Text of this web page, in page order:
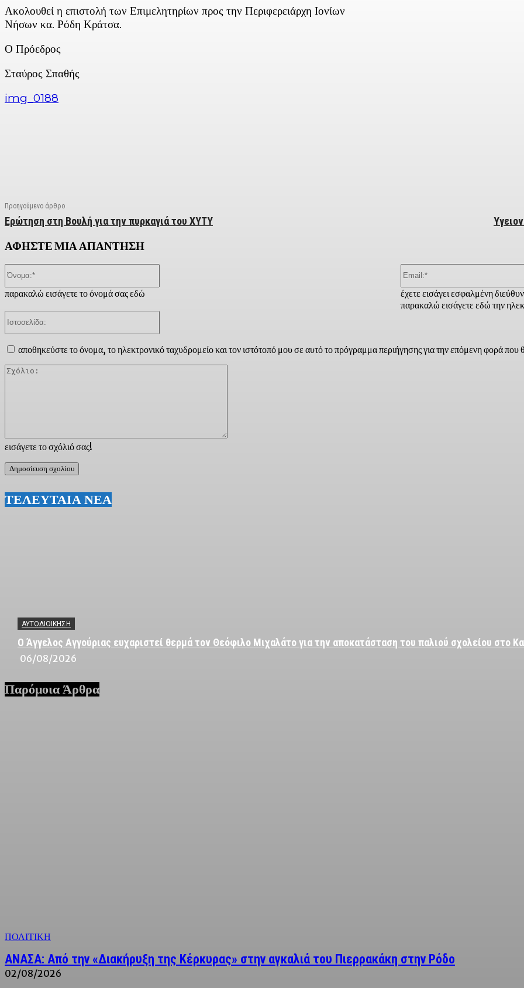
Ακολουθεί η επιστολή των Επιμελητηρίων προς την Περιφερειάρχη Ιονίων
Νήσων κα. Ρόδη Κράτσα.
Ο Πρόεδρος
Σταύρος Σπαθής
img_0188
Προηγούμενο άρθρο
Ερώτηση στη Βουλή για την πυρκαγιά του ΧΥΤΥ
ΑΦΗΣΤΕ ΜΙΑ ΑΠΑΝΤΗΣΗ
εισάγετε το σχόλιό σας!
παρακαλώ εισάγετε το όνομά σας εδώ
έχετε εισάγει εσφαλμένη
παρακαλώ εισάγετε εδώ την
αποθηκεύστε το όνομα, το ηλεκτρονικό ταχυδρομείο και τον ιστότοπό μου σε αυτό το πρόγραμμα περιήγησης για την επόμενη φορά
ΤΕΛΕΥΤΑΙΑ ΝΕΑ
ΑΥΤΟΔΙΟΙΚΗΣΗ
Ο Άγγελος Αγγούριας ευχαριστεί θερμά τον Θεόφιλο Μιχαλάτο για την αποκατάσταση του παλιού σχολείου στο
06/08/2026
Παρόμοια Άρθρα
ΠΟΛΙΤΙΚΗ
ΑΝΑΣΑ: Από την «Διακήρυξη της Κέρκυρας» στην αγκαλιά του Πιερρακάκη στην Ρόδο
02/08/2026